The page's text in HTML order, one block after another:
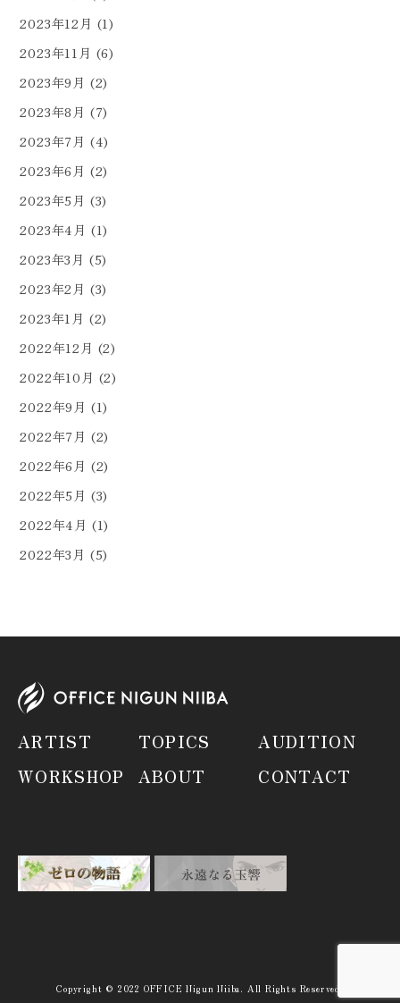
2023年12月 (1)
2023年11月 (6)
2023年9月 (2)
2023年8月 (7)
2023年7月 (4)
2023年6月 (2)
2023年5月 (3)
2023年4月 (1)
2023年3月 (5)
2023年2月 (3)
2023年1月 (2)
2022年12月 (2)
2022年10月 (2)
2022年9月 (1)
2022年7月 (2)
2022年6月 (2)
2022年5月 (3)
2022年4月 (1)
2022年3月 (5)
ARTIST TOPICS
AUDITION
WORKSHOP
ABOUT CONTACT
Copyright © 2022 OFFICE Nigun Niiba. All Rights Reserved.